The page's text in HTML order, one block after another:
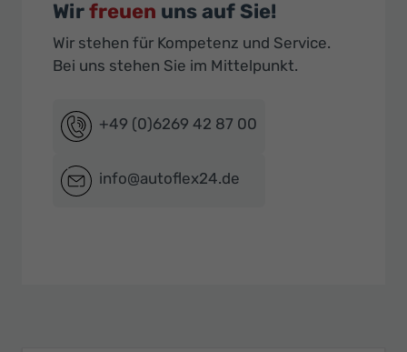
Wirfreuen uns auf Sie!
Wir stehen für Kompetenz und Service.
Bei uns stehen Sie im Mittelpunkt.
+49 (0)6269 42 87 00
info@autoflex24.de